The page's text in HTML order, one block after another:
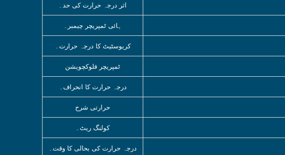
اثر درجہ حرارت کی حد۔
ہائی ٹمپریچر چیمبر۔
کریوسٹیٹ کا درجہ حرارت۔
ٹمپریچر فلوکچویشن
درجہ حرارت کا انحراف۔
حرارتی شرح
کولنگ ریٹ۔
درجہ حرارت کی بحالی کا وقت۔